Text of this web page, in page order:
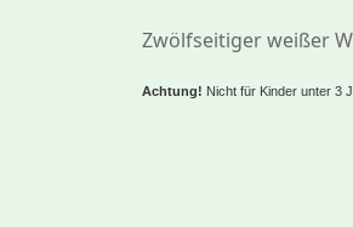
Zwölfseitiger weißer
Achtung! Nicht für Kinder unter 3